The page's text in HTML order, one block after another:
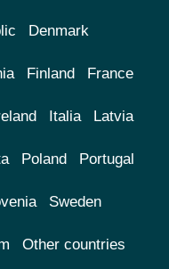
Denmark
Finland France
Italia Latvia
Poland Portugal
Sweden
Other countries